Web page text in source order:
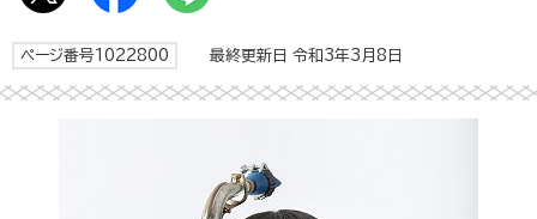
ページ番号1022800 最終更新日 令和3年3月8日